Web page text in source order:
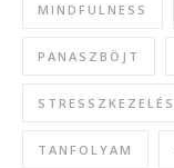
MINDFULNESS
PANASZBÖJT
STRESSZKEZELÉS
TANFOLYAM